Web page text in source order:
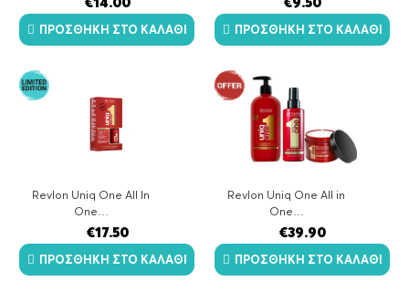
ΠΡΟΣΘΉΚΗ ΣΤΟ ΚΑΛΆΘΙ ΠΡΟΣΘΉΚΗ ΣΤΟ ΚΑΛΆΘΙ
Revlon Uniq One All In
One…
€17.50
ΠΡΟΣΘΉΚΗ ΣΤΟ ΚΑΛΆΘΙ
Revlon Uniq One All in
One…
€39.90
ΠΡΟΣΘΉΚΗ ΣΤΟ ΚΑΛΆΘΙ